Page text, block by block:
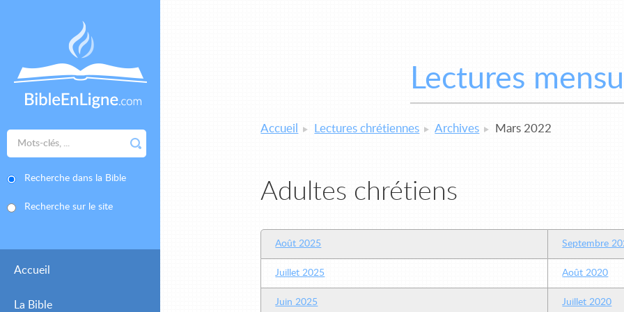
Recherche dans la Bible
Recherche sur le site
Accueil
La Bible
Lectures
Accueil Lectures chrétiennes Archives Mars 2022
Adultes chrétiens
Août 2025 Septembre
Juillet 2025 Août 2020
Juin 2025 Juillet 2020